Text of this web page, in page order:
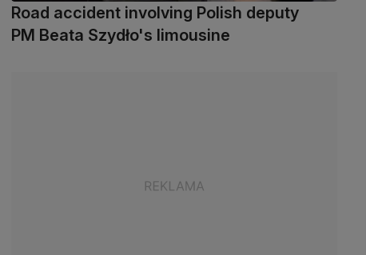
Road accident involving Polish deputy
PM Beata Szydło's limousine